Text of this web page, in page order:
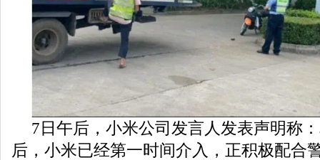
7日午后，小米公司发言人发表声明称
后，小米已经第一时间介入，正积极配合